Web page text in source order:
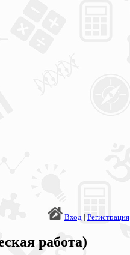
Вход | Регистрация
работа)